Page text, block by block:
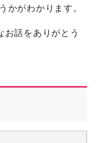
かがわかります。
お話をありがとう